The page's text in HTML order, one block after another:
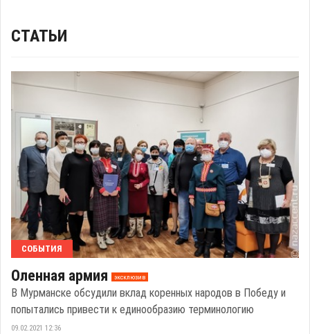
СТАТЬИ
СОБЫТИЯ
Оленная армия эксклюзив
В Мурманске обсудили вклад коренных народов в Победу и
попытались привести к единообразию терминологию
09.02.2021 12:36